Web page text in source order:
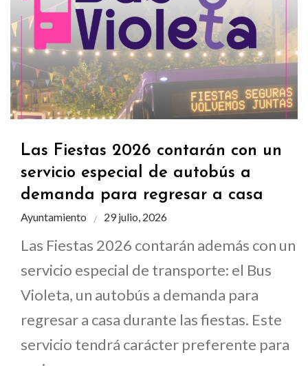
Las Fiestas 2026 contarán con un
servicio especial de autobús a
demanda para regresar a casa
Ayuntamiento 29 julio, 2026
Las Fiestas 2026 contarán además con un
servicio especial de transporte: el Bus
Violeta, un autobús a demanda para
regresar a casa durante las fiestas. Este
servicio tendrá carácter preferente para